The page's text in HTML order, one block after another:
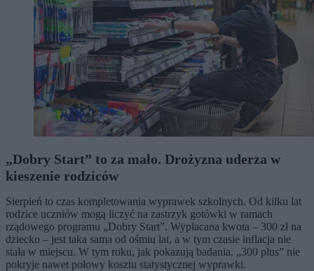
„Dobry Start” to za mało. Drożyzna uderza w
kieszenie rodziców
Sierpień to czas kompletowania wyprawek szkolnych. Od kilku lat
rodzice uczniów mogą liczyć na zastrzyk gotówki w ramach
rządowego programu „Dobry Start”. Wypłacana kwota – 300 zł na
dziecko – jest taka sama od ośmiu lat, a w tym czasie inflacja nie
stała w miejscu. W tym roku, jak pokazują badania, „300 plus” nie
pokryje nawet połowy kosztu statystycznej wyprawki.